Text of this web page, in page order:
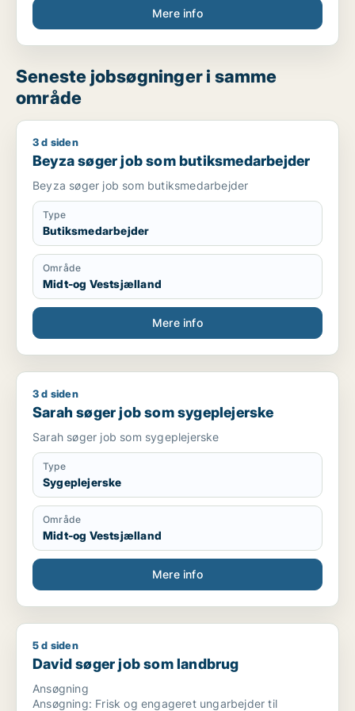
Mere info
Seneste jobsøgninger i samme
område
Beyza søger job som butiksmedarbejder
3 d siden
Beyza søger job som butiksmedarbejder
Beyza søger job som butiksmedarbejder
Type
Butiksmedarbejder
Område
Midt-og Vestsjælland
Mere info
Sarah søger job som sygeplejerske
3 d siden
Sarah søger job som sygeplejerske
Sarah søger job som sygeplejerske
Type
Sygeplejerske
Område
Midt-og Vestsjælland
Mere info
David søger job som landbrug
5 d siden
David søger job som landbrug
Ansøgning
Ansøgning: Frisk og engageret ungarbejder til